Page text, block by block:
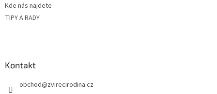
Kde nás najdete
TIPY A RADY
Kontakt
obchod@zvirecirodina.cz